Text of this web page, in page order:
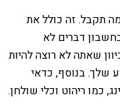
תקבל. זה כולל את
דברים לא
שאתה לא רוצה להיות
שלך. בנוסף, כדאי
כמו ריהוט וכלי שולחן.